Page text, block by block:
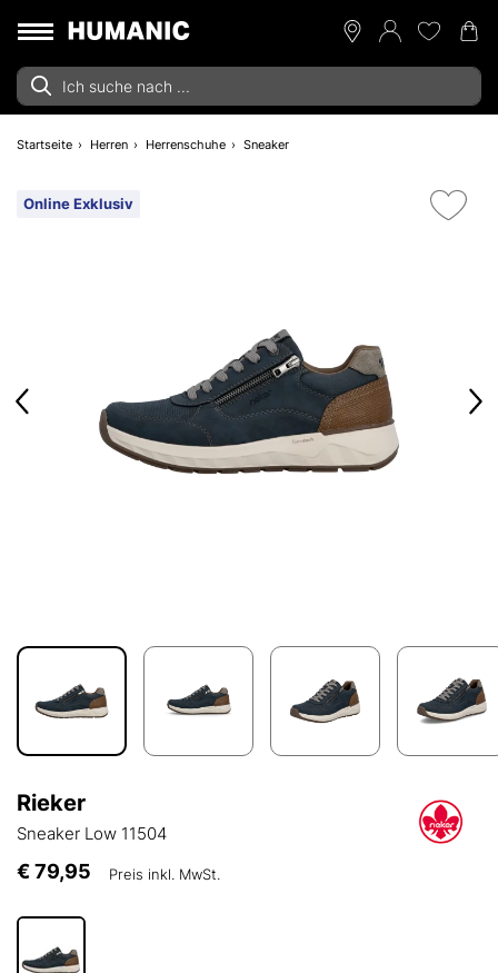
Startseite Herren Herrenschuhe Sneaker
Online Exklusiv
Rieker
Sneaker Low 11504
€ 79,95 Preis inkl. MwSt.